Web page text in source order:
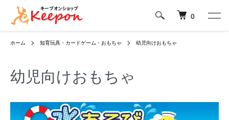
0
ホーム 知育玩具・カードゲーム・おもちゃ 幼児向けおもちゃ
幼児向けおもちゃ